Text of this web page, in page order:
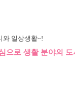
와 일상생활~!
으로 생활 분야의 도